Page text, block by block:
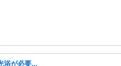
浴が必要...